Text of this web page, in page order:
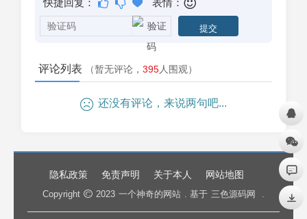
评论列表 （暂无评论， 395人围观）
还没有评论，来说两句吧...
隐私政策 免责声明 关于本人 网站地图
Copyright 2023 一个神奇的网站 . 基于 三色源码网